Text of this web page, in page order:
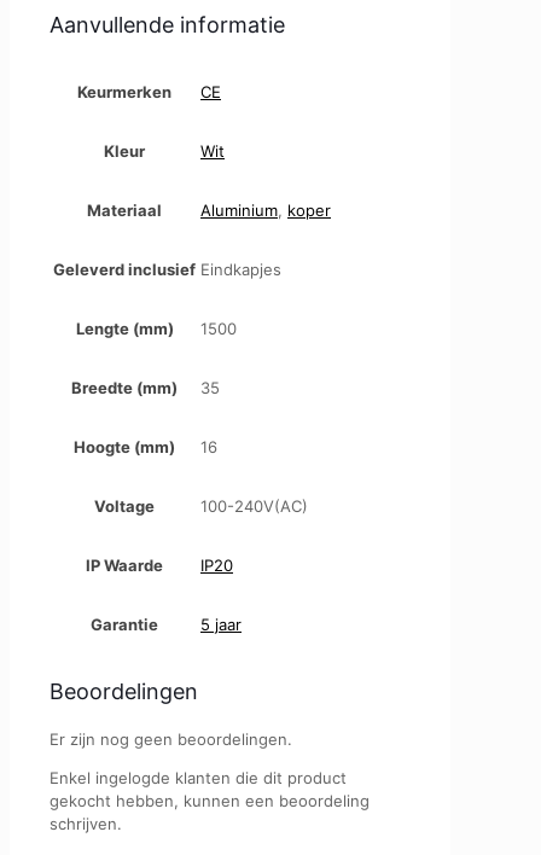
Aanvullende informatie
Keurmerken CE
Kleur Wit
Materiaal Aluminium, koper
Geleverd inclusief Eindkapjes
Lengte (mm) 1500
Breedte (mm) 35
Hoogte (mm) 16
Voltage 100-240V(AC)
IP Waarde IP20
Garantie 5 jaar
Beoordelingen
Er zijn nog geen beoordelingen.
Enkel ingelogde klanten die dit product
gekocht hebben, kunnen een beoordeling
schrijven.